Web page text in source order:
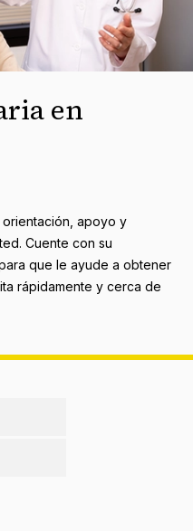
en
apoyo y
Cuente con su
que le ayude a obtener
rápidamente y cerca de